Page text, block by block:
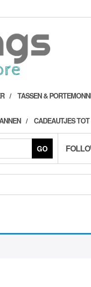
TASSEN &
CADEAUTJES TOT
GO